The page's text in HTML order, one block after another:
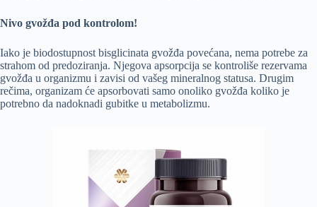
Nivo gvožđa pod kontrolom!
Iako je biodostupnost bisglicinata gvožđa povećana, nema potrebe za
strahom od predoziranja. Njegova apsorpcija se kontroliše rezervama
gvožđa u organizmu i zavisi od vašeg mineralnog statusa. Drugim
rečima, organizam će apsorbovati samo onoliko gvožđa koliko je
potrebno da nadoknadi gubitke u metabolizmu.